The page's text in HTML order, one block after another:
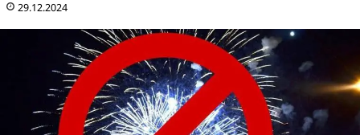
29.12.2024